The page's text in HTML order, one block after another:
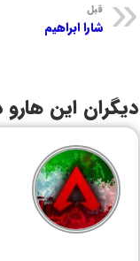
قبل
شارا ابراهیم
دیگران این